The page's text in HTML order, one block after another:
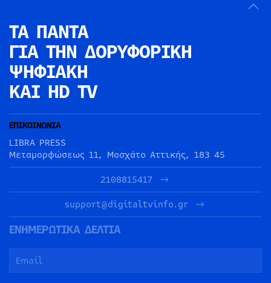
ΤΑ ΠΑΝΤΑ
ΓΙΑ ΤΗΝ ΔΟΡΥΦΟΡΙΚΗ
ΨΗΦΙΑΚΗ
ΚΑΙ HD TV
ΕΠΙΚΟΙΝΩΝΙΑ
LIBRA PRESS
Μεταμορφώσεως 11, Μοσχάτο Αττικής, 183 45
2108815417
support@digitaltvinfo.gr
ΕΝΗΜΕΡΩΤΙΚΑ ΔΕΛΤΙΑ